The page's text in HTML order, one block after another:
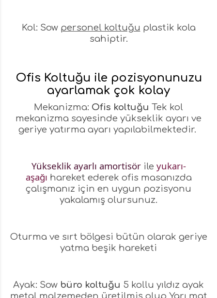
Kol: Sow personel koltuğu plastik kola
sahiptir.
Ofis Koltuğu ile pozisyonunuzu
ayarlamak çok kolay
Mekanizma: Ofis koltuğu Tek kol
mekanizma sayesinde yükseklik ayarı ve
geriye yatırma ayarı yapılabilmektedir.
Yükseklik ayarlı amortisörile yukarı-
aşağı hareket ederek ofis masanızda
çalışmanız için en uygun pozisyonu
yakalamış olursunuz.
Oturma ve sırt bölgesi bütün olarak geriye
yatma beşik hareketi
Ayak: Sow büro koltuğu 5 kollu yıldız ayak
metal malzemeden üretilmiş olup Yarı mat